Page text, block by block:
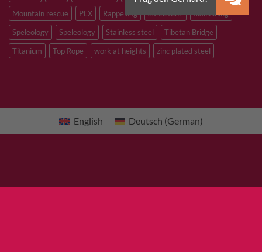
Mountain rescue
PLX Rappelling Sandstone
Slacklining
Speleology
Speleology Stainless steel
Tibetan Bridge
Titanium
Top Rope work at heights zinc plated steel
English Deutsch (German)